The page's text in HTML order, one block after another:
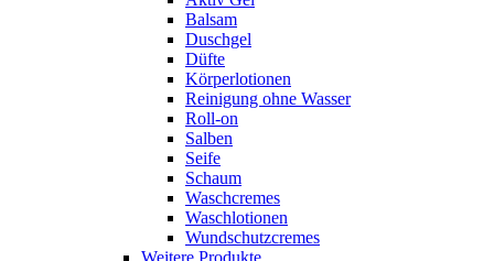
Balsam
Duschgel
Düfte
Körperlotionen
Reinigung ohne Wasser
Roll-on
Salben
Seife
Schaum
Waschcremes
Waschlotionen
Wundschutzcremes
Weitere Produkte